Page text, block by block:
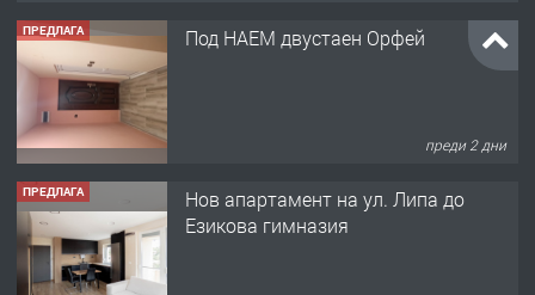
ПРЕДЛАГА Под НАЕМ двустаен Орфей
ПРЕДЛАГА
Нов апартамент на ул. Липа до
Езикова гимназия